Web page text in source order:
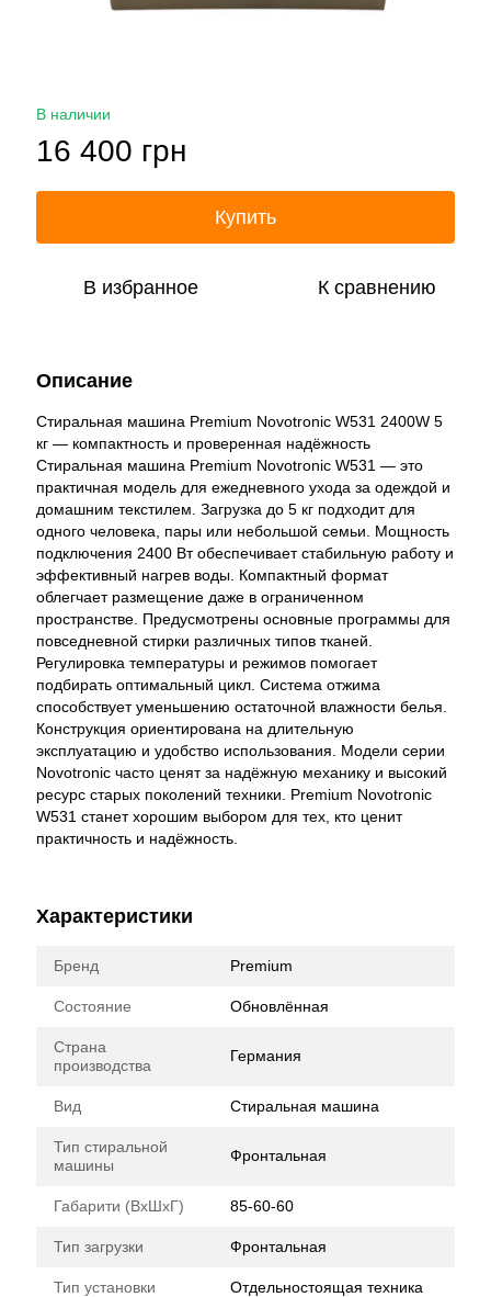
В наличии
16 400 грн
Купить
В избранное К сравнению
Описание
Стиральная машина Premium Novotronic W531 2400W 5
кг — компактность и проверенная надёжность
Стиральная машина Premium Novotronic W531 — это
практичная модель для ежедневного ухода за одеждой и
домашним текстилем. Загрузка до 5 кг подходит для
одного человека, пары или небольшой семьи. Мощность
подключения 2400 Вт обеспечивает стабильную работу и
эффективный нагрев воды. Компактный формат
облегчает размещение даже в ограниченном
пространстве. Предусмотрены основные программы для
повседневной стирки различных типов тканей.
Регулировка температуры и режимов помогает
подбирать оптимальный цикл. Система отжима
способствует уменьшению остаточной влажности белья.
Конструкция ориентирована на длительную
эксплуатацию и удобство использования. Модели серии
Novotronic часто ценят за надёжную механику и высокий
ресурс старых поколений техники. Premium Novotronic
W531 станет хорошим выбором для тех, кто ценит
практичность и надёжность.
Характеристики
Бренд Premium
Состояние Обновлённая
Страна
производства
Германия
Вид Стиральная машина
Тип стиральной
машины
Фронтальная
Габарити (ВхШхГ) 85-60-60
Тип загрузки Фронтальная
Тип установки Отдельностоящая техника